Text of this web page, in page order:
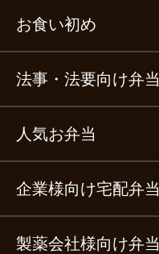
お食い初め
法事・法要向け弁当
人気お弁当
企業様向け宅配弁当
製薬会社様向け弁当